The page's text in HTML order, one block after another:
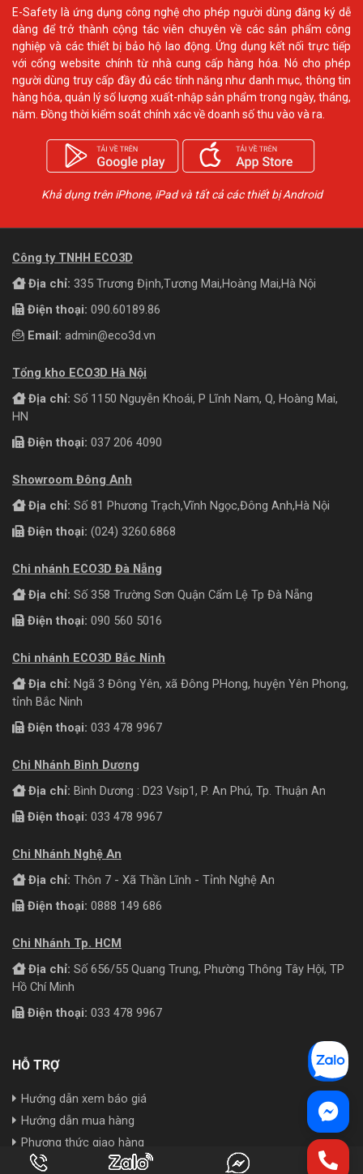
E-Safety là ứng dụng công nghệ cho phép người dùng đăng ký dễ
dàng để trở thành cộng tác viên chuyên về các sản phẩm công
nghiệp và các thiết bị bảo hộ lao động. Ứng dụng kết nối trực tiếp
với cổng website chính từ nhà cung cấp hàng hóa. Nó cho phép
người dùng truy cấp đầy đủ các tính năng như danh mục, thông tin
hàng hóa, quản lý số lượng xuất-nhập sản phẩm trong ngày, tháng,
năm. Đồng thời kiểm soát chính xác về doanh số thu vào và ra.
Khả dụng trên iPhone, iPad và tất cả các thiết bị Android
Công ty TNHH ECO3D
Địa chỉ: 335 Trương Định,Tương Mai,Hoàng Mai,Hà Nội
Điện thoại: 090.60189.86
Email: admin@eco3d.vn
Tổng kho ECO3D Hà Nội
Địa chỉ: Số 1150 Nguyễn Khoái, P Lĩnh Nam, Q, Hoàng Mai,
HN
Điện thoại: 037 206 4090
Showroom Đông Anh
Địa chỉ: Số 81 Phương Trạch,Vĩnh Ngọc,Đông Anh,Hà Nội
Điện thoại: (024) 3260.6868
Chi nhánh ECO3D Đà Nẵng
Địa chỉ: Số 358 Trường Sơn Quận Cẩm Lệ Tp Đà Nẵng
Điện thoại: 090 560 5016
Chi nhánh ECO3D Bắc Ninh
Địa chỉ: Ngã 3 Đông Yên, xã Đông PHong, huyện Yên Phong,
tỉnh Bắc Ninh
Điện thoại: 033 478 9967
Chi Nhánh Bình Dương
Địa chỉ: Bình Dương : D23 Vsip1, P. An Phú, Tp. Thuận An
Điện thoại: 033 478 9967
Chi Nhánh Nghệ An
Địa chỉ: Thôn 7 - Xã Thần Lĩnh - Tỉnh Nghệ An
Điện thoại: 0888 149 686
Chi Nhánh Tp. HCM
Địa chỉ: Số 656/55 Quang Trung, Phường Thông Tây Hội, TP
Hồ Chí Minh
Điện thoại: 033 478 9967
HỖ TRỢ
Hướng dẫn xem báo giá
Hướng dẫn mua hàng
Phương thức giao hàng
Phương thức thanh toán